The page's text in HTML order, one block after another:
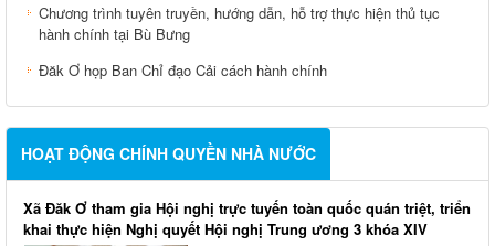
Chương trình tuyên truyền, hướng dẫn, hỗ trợ thực hiện thủ tục
hành chính tại Bù Bưng
Đăk Ơ họp Ban Chỉ đạo Cải cách hành chính
HOẠT ĐỘNG CHÍNH QUYỀN NHÀ NƯỚC
Xã Đăk Ơ tham gia Hội nghị trực tuyến toàn quốc quán triệt, triển
khai thực hiện Nghị quyết Hội nghị Trung ương 3 khóa XIV